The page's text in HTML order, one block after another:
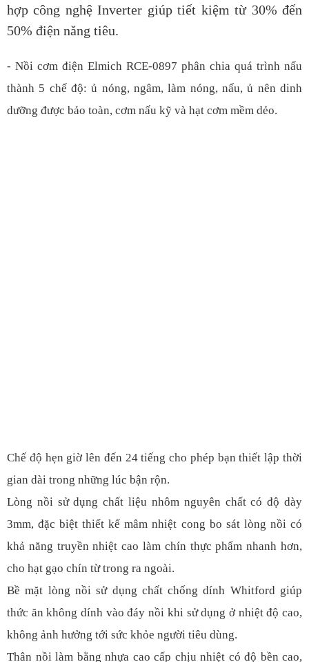
hợp công nghệ Inverter giúp tiết kiệm từ 30% đến
50% điện năng tiêu.
- Nồi cơm điện Elmich RCE-0897 phân chia quá trình nấu
thành 5 chế độ: ủ nóng, ngâm, làm nóng, nấu, ủ nên dinh
dưỡng được bảo toàn, cơm nấu kỹ và hạt cơm mềm dẻo.
Chế độ hẹn giờ lên đến 24 tiếng cho phép bạn thiết lập thời
gian dài trong những lúc bận rộn.
Lòng nồi sử dụng chất liệu nhôm nguyên chất có độ dày
3mm, đặc biệt thiết kế mâm nhiệt cong bo sát lòng nồi có
khả năng truyền nhiệt cao làm chín thực phẩm nhanh hơn,
cho hạt gạo chín từ trong ra ngoài.
Bề mặt lòng nồi sử dụng chất chống dính Whitford giúp
thức ăn không dính vào đáy nồi khi sử dụng ở nhiệt độ cao,
không ảnh hưởng tới sức khỏe người tiêu dùng.
Thân nồi làm bằng nhựa cao cấp chịu nhiệt có độ bền cao,